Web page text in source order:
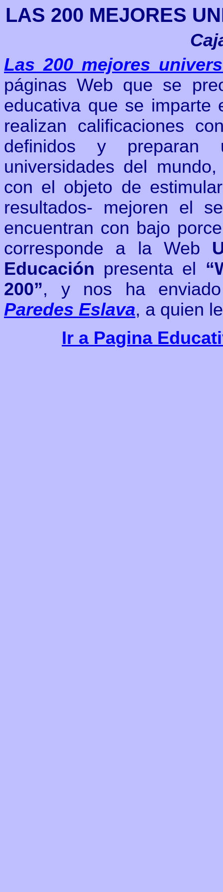
LAS 200 MEJORES
Las 200 mejores
páginas Web que se
educativa que se imparte
realizan calificaciones
definidos y
universidades del
con el objeto de
resultados- mejoren el
encuentran con bajo
corresponde a la Web
Educación presenta el “
200”, y nos ha
Paredes Eslava, a quien
Ir a Pagina